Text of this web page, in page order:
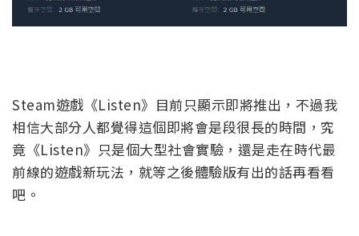
Steam遊戲《Listen》目前只顯示即將推出，不過我
相信大部分人都覺得這個即將會是段很長的時間，究
竟《Listen》只是個大型社會實驗，還是走在時代最
前線的遊戲新玩法，就等之後體驗版有出的話再看看
吧。